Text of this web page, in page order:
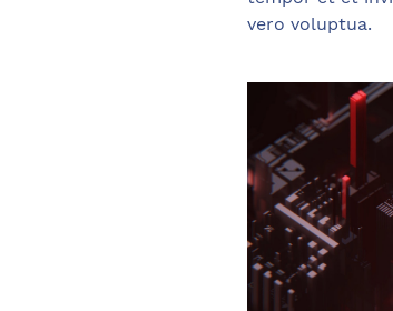
vero voluptua.